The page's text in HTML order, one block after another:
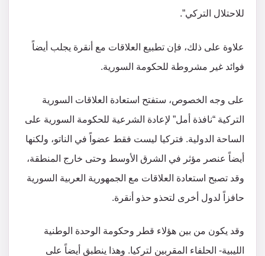
للاحتلال التركي”.
علاوة على ذلك، فإن تطبيع العلاقات مع أنقرة يجلب أيضاً
فوائد غير مشروطة للحكومة السورية.
على وجه الخصوص، ستفتح استعادة العلاقات السورية
التركية “نافذة أمل” لإعادة الشرعية للحكومة السورية على
الساحة الدولية. فتركيا ليست فقط عضواً في الناتو، ولكنها
أيضاً عنصر مؤثر في الشرق الأوسط وحتى خارج المنطقة،
وقد تصبح استعادة العلاقات مع الجمهورية العربية السورية
حافزاً لدول أخرى لتحذو حذو أنقرة.
وقد يكون من بين هؤلاء قطر وحكومة الوحدة الوطنية
الليبية- الحلفاء المقربين لتركيا. وهذا ينطبق أيضاً على